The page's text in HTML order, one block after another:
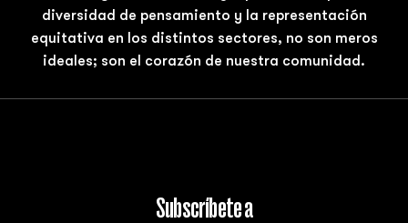
diversidad de pensamiento y la representación
equitativa en los distintos sectores, no son meros
ideales; son el corazón de nuestra comunidad.
Subscríbete a